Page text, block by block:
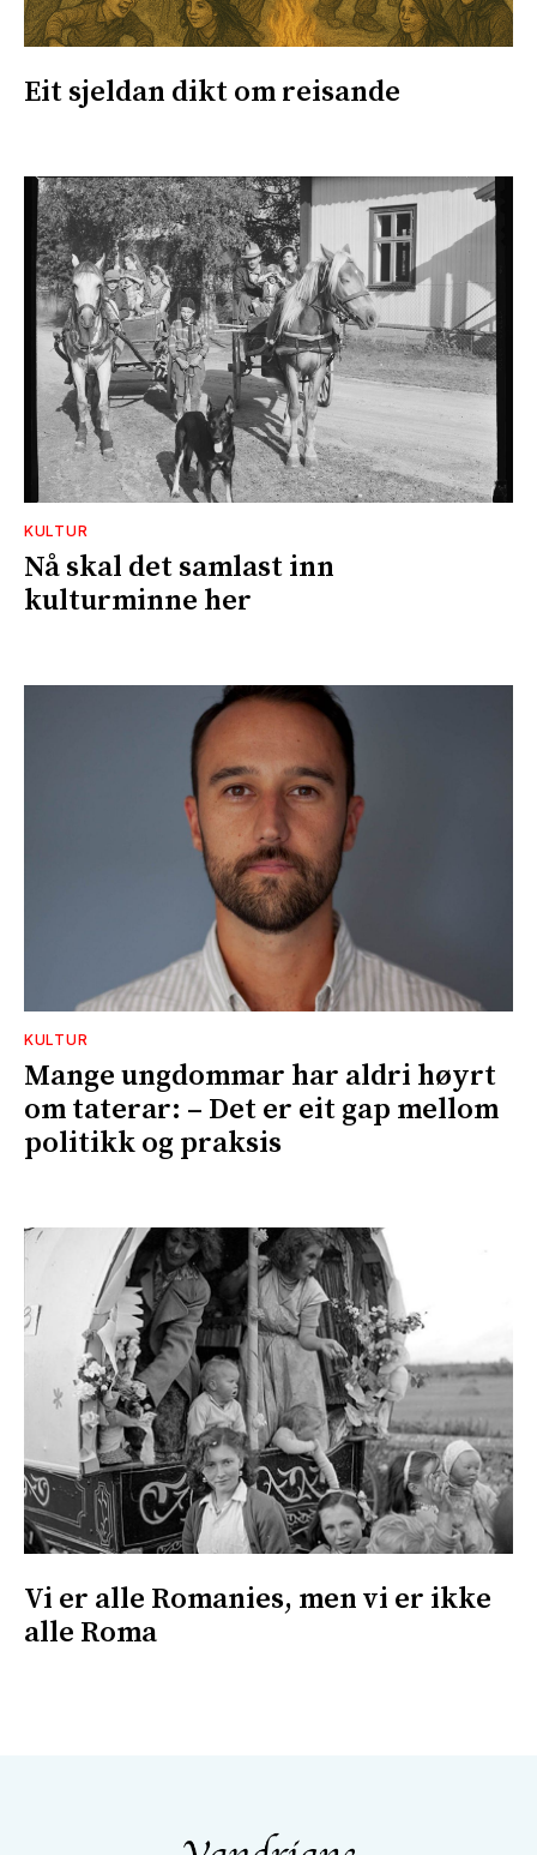
Eit sjeldan dikt om reisande
KULTUR
Nå skal det samlast inn
kulturminne her
KULTUR
Mange ungdommar har aldri høyrt
om taterar: – Det er eit gap mellom
politikk og praksis
Vi er alle Romanies, men vi er ikke
alle Roma